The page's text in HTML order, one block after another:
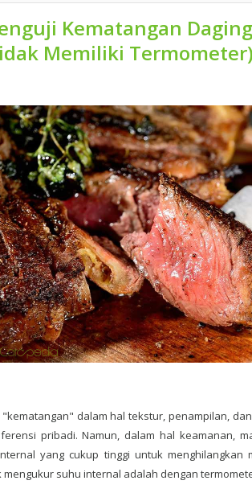
Kematangan
Memiliki Termometer)
dalam hal tekstur, penampilan,
pribadi. Namun, dalam hal keamanan,
yang cukup tinggi untuk menghilangkan
suhu internal adalah dengan